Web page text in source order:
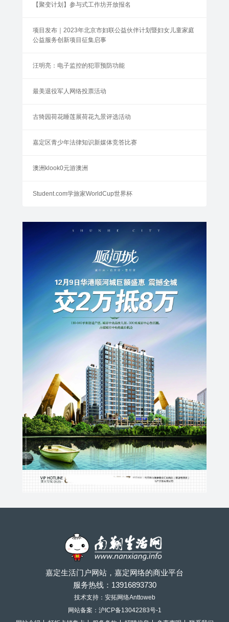
【聚变计划】参与式工作坊开放报名
项目发布｜2023年北京市妇联公益伙伴计划暨妇女儿童家庭
公益服务创新项目征集启事
汪明亮：电子监控的犯罪预防功能
最美退役军人网络投票活动
古猗园荷花睡莲展荷花九景评选活动
嘉定区青少年法律知识新媒体竞答比赛
澳洲klook0元游澳洲
Student.com学旅家WorldCup世界杯
嘉定生活门户网站，嘉定网络的商业平台
服务热线： 13916893730
技术支持：安拓网络Anttoweb
网站备案： 沪ICP备13042283号-1